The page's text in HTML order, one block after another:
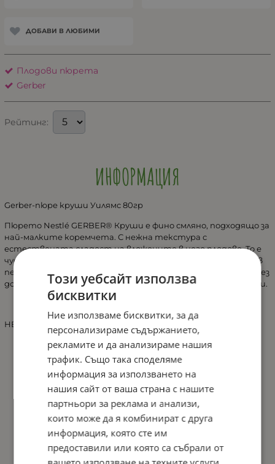
ДОБАВИ В ЛЮБИМИ
Плодови пюрета
Gerber
Рейтинг:
ИНФОРМАЦИЯ
Gerber-пюре круши Уилямс 80гр
Пюрето Nestlé GERBER® Круши е фино смляно, подходящо за
най-малките коремчета. С нежна текстура с
естествената сладост на вложените в него плодове. То е
чудесен избор на нов вкус, с който да запознаете бебето в
периода на захранването. Съдържа 99,95% круши, като е без
добавени захари, сгъстители, консерванти и оцветители.
НЕ СЪДЪРЖА ГЛУТЕН.
Този уебсайт използва
бисквитки
Ние използваме бисквитки, за да
персонализираме съдържанието,
рекламите и да анализираме нашия
трафик. Също така споделяме
информация за използването на
нашия сайт от ваша страна с нашите
партньори за реклама и анализи,
които може да я комбинират с друга
информация, която сте им
предоставили или която са събрали от